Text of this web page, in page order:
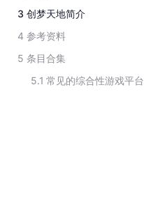
3 创梦天地简介
4 参考资料
5 条目合集
5.1 常见的综合性游戏平台